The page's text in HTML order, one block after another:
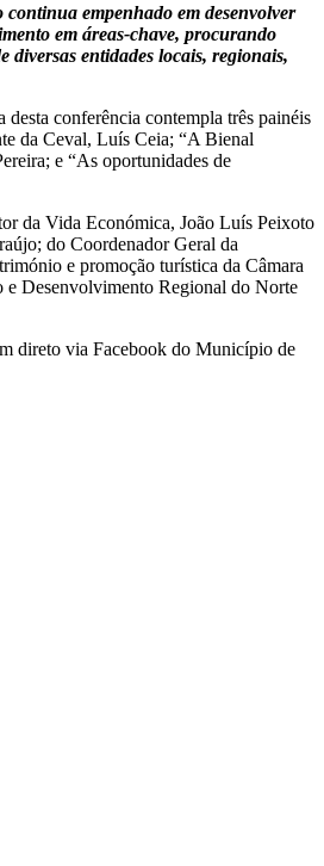
empenhado em desenvolver
em áreas-chave, procurando
diversas entidades locais, regionais,
conferência contempla três painéis
da Ceval, Luís Ceia; “A Bienal
e “As oportunidades de
da Vida Económica, João Luís Peixoto
do Coordenador Geral da
e promoção turística da Câmara
e Desenvolvimento Regional do Norte
direto via Facebook do Município de